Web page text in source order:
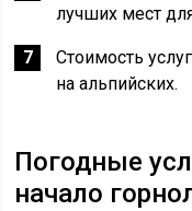
лучших мест
Стоимость
на альпийских.
Погодные
начало